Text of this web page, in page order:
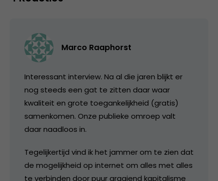
Marco Raaphorst
Interessant interview. Na al die jaren blijkt er
nog steeds een gat te zitten daar waar
kwaliteit en grote toegankelijkheid (gratis)
samenkomen. Onze publieke omroep valt
daar naadloos in.
Tegelijkertijd vind ik het jammer om te zien dat
de mogelijkheid op internet om alles met alles
te verbinden door puur graaiend kapitalisme